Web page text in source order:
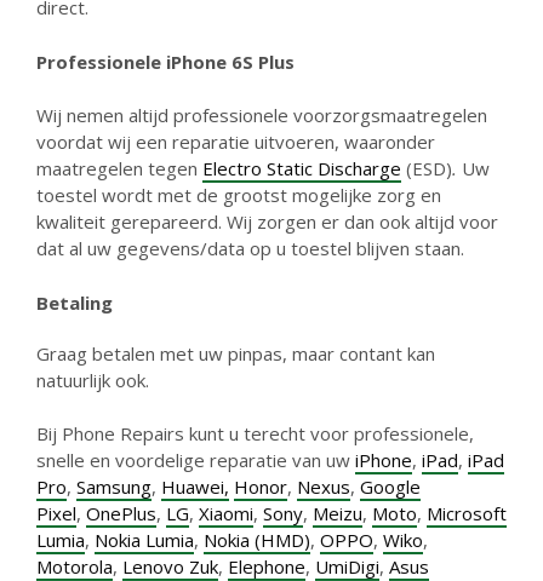
direct.
Professionele iPhone 6S Plus
Wij nemen altijd professionele voorzorgsmaatregelen
voordat wij een reparatie uitvoeren, waaronder
maatregelen tegen Electro Static Discharge (ESD). Uw
toestel wordt met de grootst mogelijke zorg en
kwaliteit gerepareerd. Wij zorgen er dan ook altijd voor
dat al uw gegevens/data op u toestel blijven staan.
Betaling
Graag betalen met uw pinpas, maar contant kan
natuurlijk ook.
Bij Phone Repairs kunt u terecht voor professionele,
snelle en voordelige reparatie van uw iPhone, iPad, iPad
Pro, Samsung, Huawei, Honor, Nexus, Google
Pixel, OnePlus, LG, Xiaomi, Sony, Meizu, Moto, Microsoft
Lumia, Nokia Lumia, Nokia (HMD), OPPO, Wiko,
Motorola, Lenovo Zuk, Elephone, UmiDigi, Asus